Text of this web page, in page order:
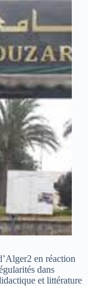
en réaction
dans
et littérature